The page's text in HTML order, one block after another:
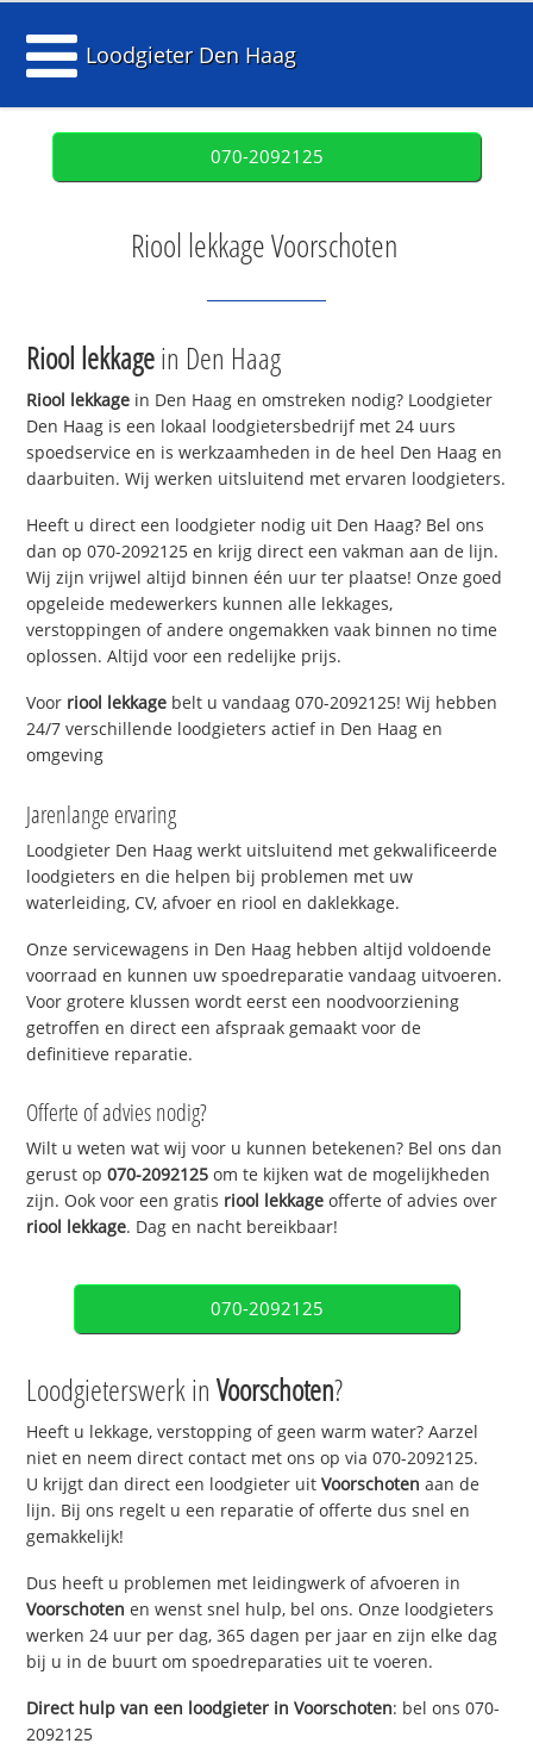
Loodgieter Den Haag
070-2092125
Riool lekkage Voorschoten
Riool lekkagein Den Haag
Riool lekkage in Den Haag en omstreken nodig? Loodgieter
Den Haag is een lokaal loodgietersbedrijf met 24 uurs
spoedservice en is werkzaamheden in de heel Den Haag en
daarbuiten. Wij werken uitsluitend met ervaren loodgieters.
Heeft u direct een loodgieter nodig uit Den Haag? Bel ons
dan op 070-2092125 en krijg direct een vakman aan de lijn.
Wij zijn vrijwel altijd binnen één uur ter plaatse! Onze goed
opgeleide medewerkers kunnen alle lekkages,
verstoppingen of andere ongemakken vaak binnen no time
oplossen. Altijd voor een redelijke prijs.
Voor riool lekkage belt u vandaag 070-2092125! Wij hebben
24/7 verschillende loodgieters actief in Den Haag en
omgeving
Jarenlange ervaring
Loodgieter Den Haag werkt uitsluitend met gekwalificeerde
loodgieters en die helpen bij problemen met uw
waterleiding, CV, afvoer en riool en daklekkage.
Onze servicewagens in Den Haag hebben altijd voldoende
voorraad en kunnen uw spoedreparatie vandaag uitvoeren.
Voor grotere klussen wordt eerst een noodvoorziening
getroffen en direct een afspraak gemaakt voor de
definitieve reparatie.
Offerte of advies nodig?
Wilt u weten wat wij voor u kunnen betekenen? Bel ons dan
gerust op070-2092125 om te kijken wat de mogelijkheden
zijn. Ook voor een gratis riool lekkage offerte of advies over
riool lekkage. Dag en nacht bereikbaar!
070-2092125
Loodgieterswerk inVoorschoten?
Heeft u lekkage, verstopping of geen warm water? Aarzel
niet en neem direct contact met ons op via 070-2092125.
U krijgt dan direct een loodgieter uitVoorschoten aan de
lijn. Bij ons regelt u een reparatie of offerte dus snel en
gemakkelijk!
Dus heeft u problemen met leidingwerk of afvoeren in
Voorschoten en wenst snel hulp, bel ons. Onze loodgieters
werken 24 uur per dag, 365 dagen per jaar en zijn elke dag
bij u in de buurt om spoedreparaties uit te voeren.
Direct hulp van een loodgieter inVoorschoten: bel ons 070-
2092125